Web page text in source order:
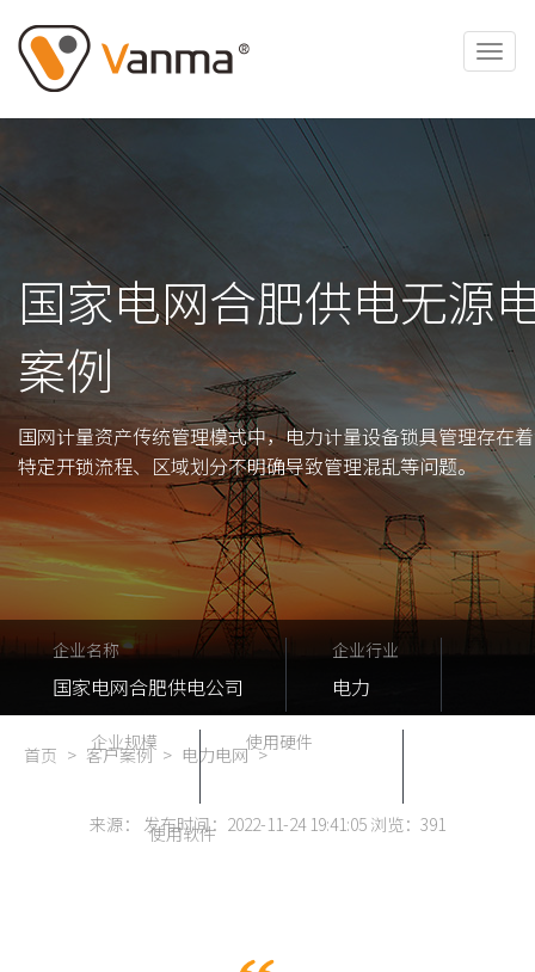
国家电网合肥供电无源
案例
国网计量资产传统管理模式中，电力计量设备锁具管理存在
特定开锁流程、区域划分不明确导致管理混乱等问题。
企业名称
国家电网合肥供电公司
企业行业
电力
企业规模 使用硬件
使用软件
首页 > 客户案例 > 电力电网 >
来源： 发布时间：2022-11-24 19:41:05 浏览： 391